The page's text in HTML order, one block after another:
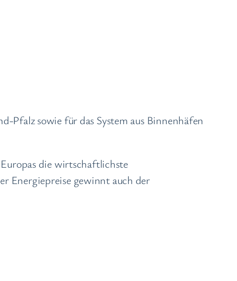
Pfalz sowie für das System aus Binnenhäfen
die wirtschaftlichste
Energiepreise gewinnt auch der